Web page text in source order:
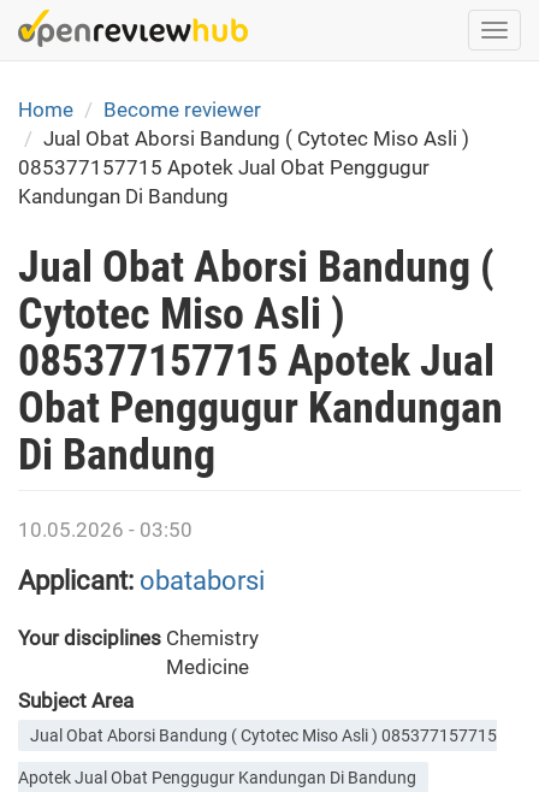
Skip
to
content
Home
Become reviewer
Jual Obat Aborsi Bandung ( Cytotec Miso Asli )
085377157715 Apotek Jual Obat Penggugur
Kandungan Di Bandung
Jual Obat Aborsi Bandung (
Cytotec Miso Asli )
085377157715 Apotek Jual
Obat Penggugur Kandungan
Di Bandung
10.05.2026 - 03:50
Applicant: obataborsi
Your disciplines Chemistry
Medicine
Subject Area
Jual Obat Aborsi Bandung ( Cytotec Miso Asli ) 085377157715
Apotek Jual Obat Penggugur Kandungan Di Bandung